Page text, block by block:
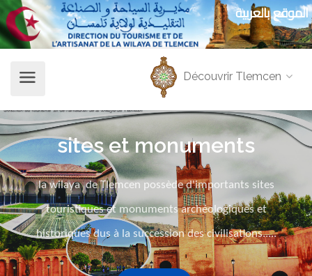
الموقع بالعربية
Découvrir Tlemcen
sites et monuments
la wilaya de Tlemcen possède d'importants sites
touristiques et monuments archéologiques et
historiques dus à la succession des civilisations.....